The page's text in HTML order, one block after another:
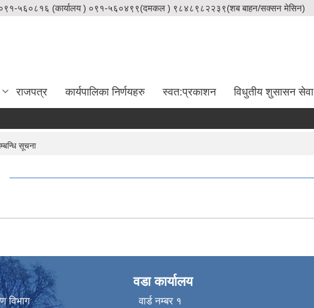
५६०८१६ (कार्यालय ) ०९१-५६०४९९(दमकल ) ९८४८९८२२३९(शब बाहन/सक्सन मेसिन)
राजपत्र कार्यपालिका निर्णयहरु स्वत:प्रकाशन विधुतीय शुसासन सेवा
सूचना
विभाग
वडा कार्यालय
वार्ड न‌म्बर १